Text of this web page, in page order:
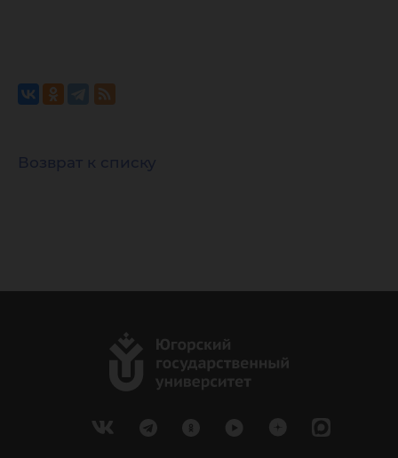
Возврат к списку